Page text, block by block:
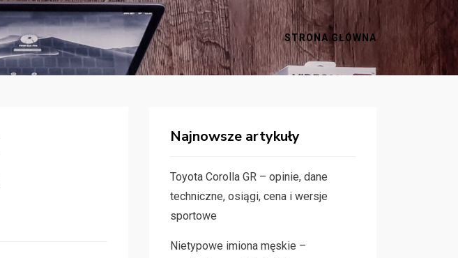
STRONA GŁÓWNA
Najnowsze artykuły
Toyota Corolla GR – opinie, dane
techniczne, osiągi, cena i wersje
sportowe
Nietypowe imiona męskie –